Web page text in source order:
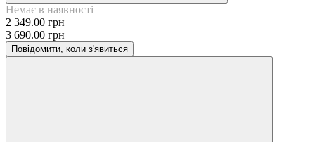
Немає в наявності
2 349.00 грн
3 690.00 грн
Повідомити, коли з'явиться